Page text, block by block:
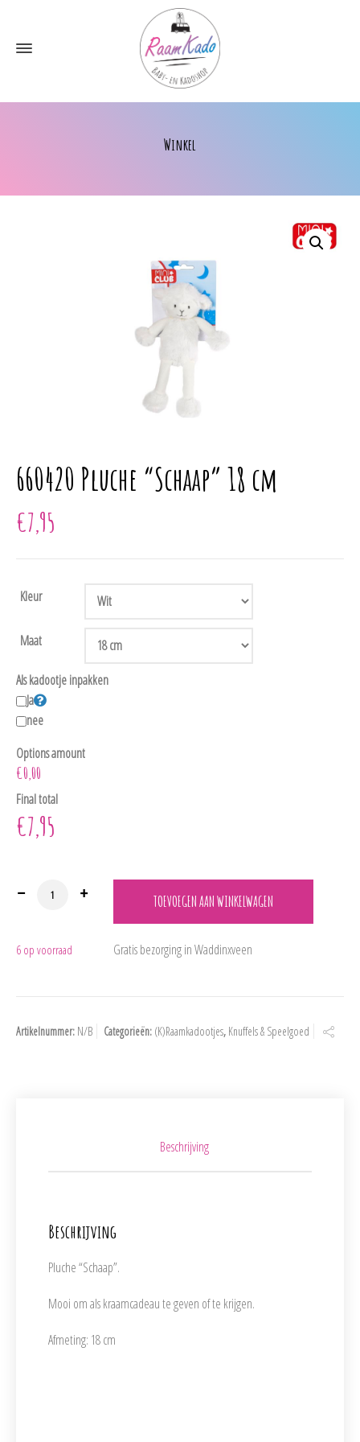
Winkel
660420 Pluche “Schaap” 18 cm
€7,95
Kleur
Maat
6 op voorraad
Als kadootje inpakken
Ja
nee
Options amount
€0,00
Final total
€7,95
660420 Pluche "Schaap" 18 cm aantal
TOEVOEGEN AAN WINKELWAGEN
Artikelnummer: N/B Categorieën: (K)Raamkadootjes, Knuffels & Speelgoed
Beschrijving
Beschrijving
Pluche “Schaap”.
Mooi om als kraamcadeau te geven of te krijgen.
Afmeting: 18 cm